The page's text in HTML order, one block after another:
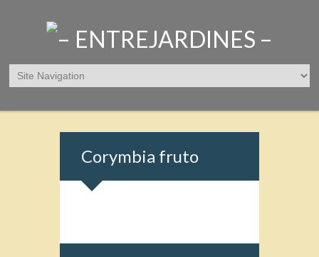
Corymbia fruto